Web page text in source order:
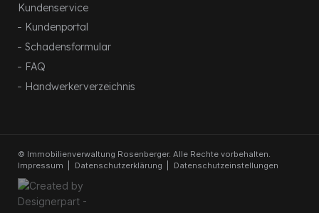
Kundenservice
Kundenportal
Schadensformular
FAQ
Handwerkerverzeichnis
© Immobilienverwaltung Rosenberger. Alle Rechte vorbehalten.
Impressum
Datenschutzerklärung Datenschutzeinstellungen